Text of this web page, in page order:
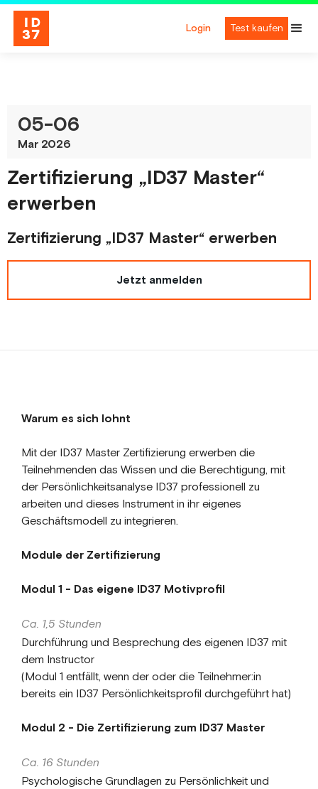
Login Test kaufen
05-06
Mar 2026
Zertifizierung „ID37 Master“
erwerben
Zertifizierung „ID37 Master“ erwerben
Jetzt anmelden
Warum es sich lohnt
Mit der ID37 Master Zertifizierung erwerben die
Teilnehmenden das Wissen und die Berechtigung, mit
der Persönlichkeitsanalyse ID37 professionell zu
arbeiten und dieses Instrument in ihr eigenes
Geschäftsmodell zu integrieren.
Module der Zertifizierung
Modul 1 - Das eigene ID37 Motivprofil
Ca. 1,5 Stunden
Durchführung und Besprechung des eigenen ID37 mit
dem Instructor
(Modul 1 entfällt, wenn der oder die Teilnehmer:in
bereits ein ID37 Persönlichkeitsprofil durchgeführt hat)
Modul 2 - Die Zertifizierung zum ID37 Master
Ca. 16 Stunden
Psychologische Grundlagen zu Persönlichkeit und